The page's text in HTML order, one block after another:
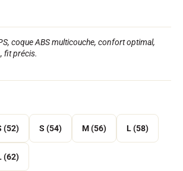
complets
et transmission
Board & Clé de protection
Suite SkiAlp
Suite SkiNordic
Equestre
coque ABS multicouche, confort optimal,
fit précis.
(52) S (54) M (56) L (58)
(62)